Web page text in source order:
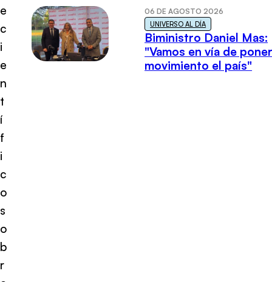
e
c
i
e
n
t
í
f
i
c
o
s
o
b
r
06 DE AGOSTO 2026
UNIVERSO AL DÍA
Biministro Daniel Mas:
"Vamos en vía de
movimiento el país"